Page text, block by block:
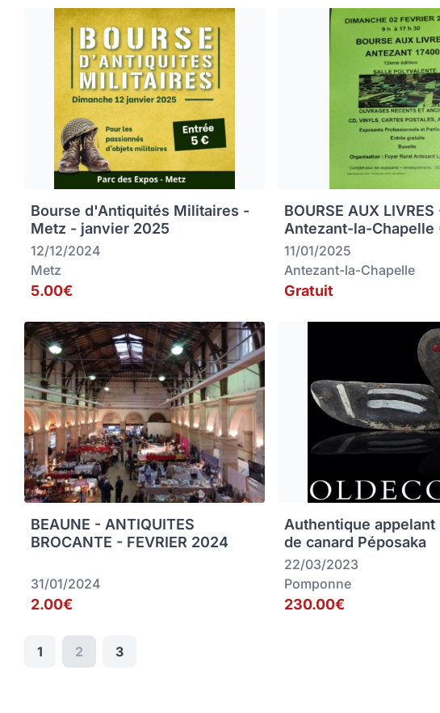
Bourse d'Antiquités Militaires -
Metz - janvier 2025
12/12/2024
Metz
5.00€
BOURSE AUX LIVRES
Antezant-la-Chapelle
11/01/2025
Antezant-la-Chapelle
Gratuit
BEAUNE - ANTIQUITES
BROCANTE - FEVRIER 2024
31/01/2024
2.00€
Authentique
de canard Péposaka
22/03/2023
Pomponne
230.00€
1 2 3